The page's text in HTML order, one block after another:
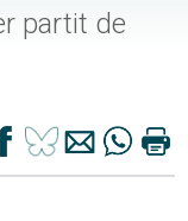
partit de